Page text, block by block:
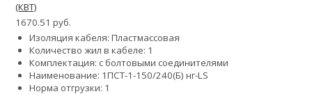
(КВТ)
1670.51 руб.
Изоляция кабеля: Пластмассовая
Количество жил в кабеле: 1
Комплектация: с болтовыми соединителями
Наименование: 1ПСТ-1-150/240(Б) нг-LS
Норма отгрузки: 1